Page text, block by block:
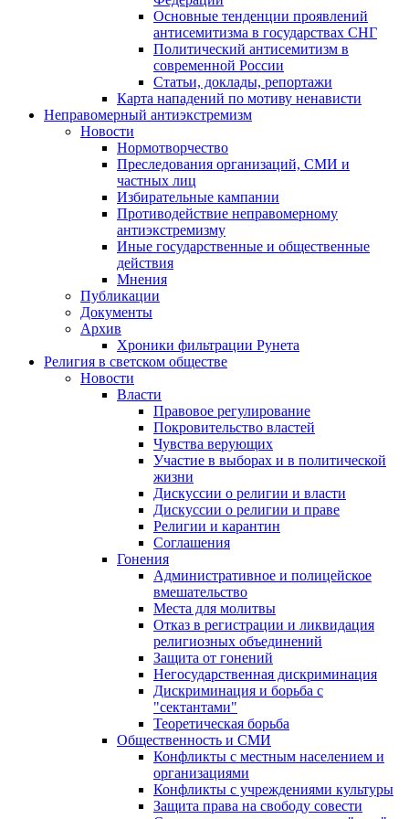
Основные тенденции проявлений
антисемитизма в государствах СНГ
Политический антисемитизм в
современной России
Статьи, доклады, репортажи
Карта нападений по мотиву ненависти
Неправомерный антиэкстремизм
Новости
Нормотворчество
Преследования организаций, СМИ и
частных лиц
Избирательные кампании
Противодействие неправомерному
антиэкстремизму
Иные государственные и общественные
действия
Мнения
Публикации
Документы
Архив
Хроники фильтрации Рунета
Религия в светском обществе
Новости
Власти
Правовое регулирование
Покровительство властей
Чувства верующих
Участие в выборах и в политической
жизни
Дискуссии о религии и власти
Дискуссии о религии и праве
Религии и карантин
Соглашения
Гонения
Административное и полицейское
вмешательство
Места для молитвы
Отказ в регистрации и ликвидация
религиозных объединений
Защита от гонений
Негосударственная дискриминация
Дискриминация и борьба с
"сектантами"
Теоретическая борьба
Общественность и СМИ
Конфликты с местным населением и
организациями
Конфликты с учреждениями культуры
Защита права на свободу совести